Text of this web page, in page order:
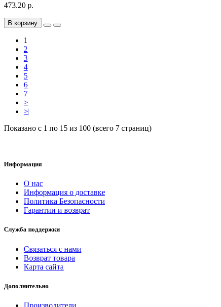
473.20 р.
В корзину
1
2
3
4
5
6
7
>
>|
Показано с 1 по 15 из 100 (всего 7 страниц)
Информация
О нас
Информация о доставке
Политика Безопасности
Гарантии и возврат
Служба поддержки
Связаться с нами
Возврат товара
Карта сайта
Дополнительно
Производители